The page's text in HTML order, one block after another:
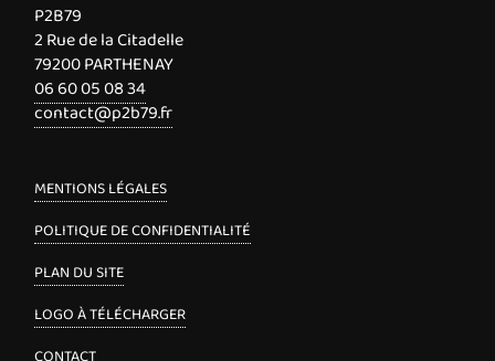
P2B79
2 Rue de la Citadelle
79200 PARTHENAY
06 60 05 08 34
contact@p2b79.fr
MENTIONS LÉGALES
POLITIQUE DE CONFIDENTIALITÉ
PLAN DU SITE
LOGO À TÉLÉCHARGER